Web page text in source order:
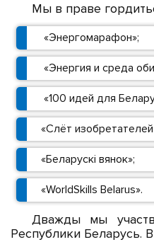
Мы в праве
«Энергомарафон»;
«Энергия и среда
«100 идей для
«Слёт
«Беларускі вянок»;
«WorldSkills Belarus».
Дважды мы
Республики Беларусь.